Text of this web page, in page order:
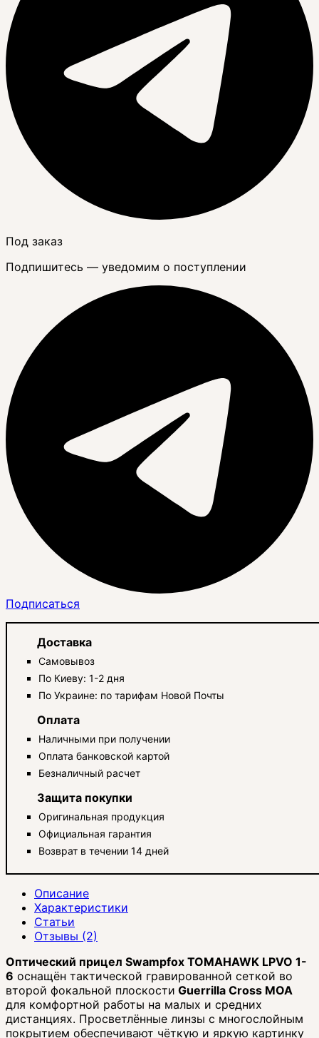
Под заказ
Подпишитесь — уведомим о поступлении
Подписаться
Доставка
Самовывоз
По Киеву: 1-2 дня
По Украине: по тарифам Новой Почты
Оплата
Наличными при получении
Оплата банковской картой
Безналичный расчет
Защита покупки
Оригинальная продукция
Официальная гарантия
Возврат в течении 14 дней
Описание
Характеристики
Статьи
Отзывы (2)
Оптический прицел Swampfox TOMAHAWK LPVO 1-
6 оснащён тактической гравированной сеткой во
второй фокальной плоскости Guerrilla Cross MOA
для комфортной работы на малых и средних
дистанциях. Просветлённые линзы с многослойным
покрытием обеспечивают чёткую и яркую картинку